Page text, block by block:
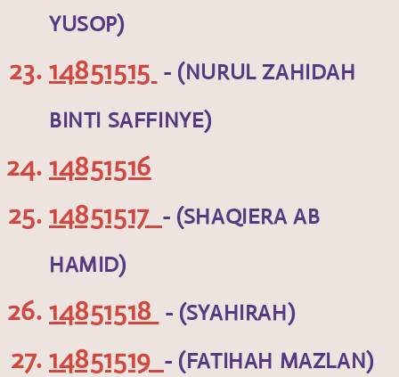
YUSOP)
14851515 - (NURUL ZAHIDAH
BINTI SAFFINYE)
14851516
14851517 - (SHAQIERA AB
HAMID)
14851518 - (SYAHIRAH)
14851519 - (FATIHAH MAZLAN)